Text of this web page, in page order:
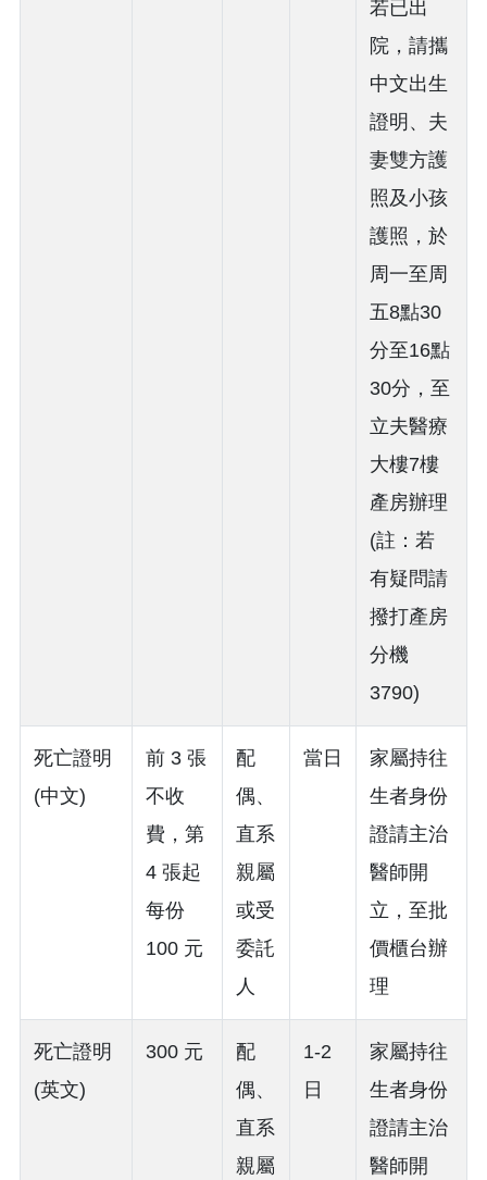
若已出
院，請攜
中文出生
證明、夫
妻雙方護
照及小孩
護照，於
周一至周
五8點30
分至16點
30分，至
立夫醫療
大樓7樓
產房辦理
(註：若
有疑問請
撥打產房
分機
3790)
死亡證明
(中文)
前 3 張
不收
費，第
4 張起
每份
100 元
配
偶、
直系
親屬
或受
委託
人
當日
家屬持往
生者身份
證請主治
醫師開
立，至批
價櫃台辦
理
死亡證明
(英文)
300 元
配
偶、
直系
親屬
1-2
日
家屬持往
生者身份
證請主治
醫師開